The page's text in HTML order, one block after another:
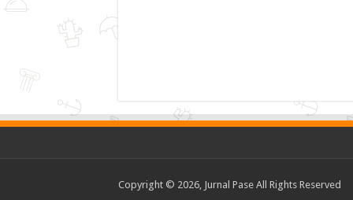
Copyright © 2026, Jurnal Pase All Rights Reserved